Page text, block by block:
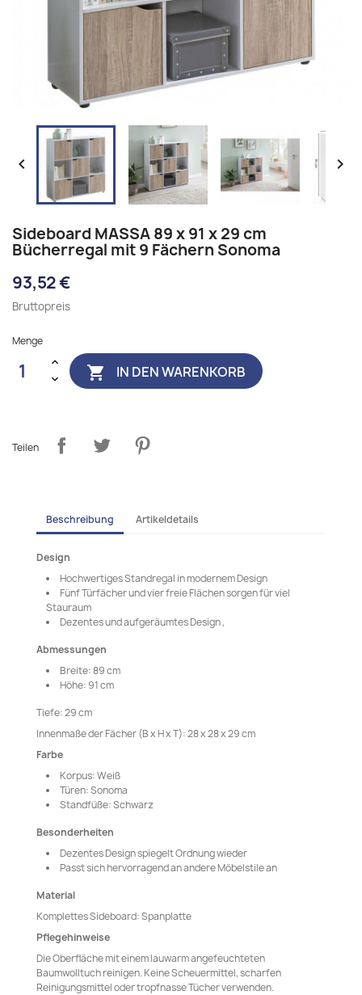
 
Sideboard MASSA 89 x 91 x 29 cm
Bücherregal mit 9 Fächern Sonoma
93,52 €
Bruttopreis
Menge
 IN DEN WARENKORB
Teilen
Beschreibung Artikeldetails
Design
Hochwertiges Standregal in modernem Design
Fünf Türfächer und vier freie Flächen sorgen für viel
Stauraum
Dezentes und aufgeräumtes Design ,
Abmessungen
Breite: 89 cm
Höhe: 91 cm
Tiefe: 29 cm
Innenmaße der Fächer (B x H x T): 28 x 28 x 29 cm
Farbe
Korpus: Weiß
Türen: Sonoma
Standfüße: Schwarz
Besonderheiten
Dezentes Design spiegelt Ordnung wieder
Passt sich hervorragend an andere Möbelstile an
Material
Komplettes Sideboard: Spanplatte
Pflegehinweise
Die Oberfläche mit einem lauwarm angefeuchteten
Baumwolltuch reinigen. Keine Scheuermittel, scharfen
Reinigungsmittel oder tropfnasse Tücher verwenden.